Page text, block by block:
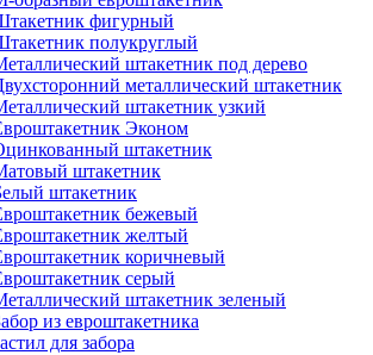
фигурный
полукруглый
штакетник под дерево
металлический штакетник
штакетник узкий
Эконом
штакетник
штакетник
штакетник
бежевый
желтый
коричневый
серый
штакетник зеленый
из евроштакетника
для забора